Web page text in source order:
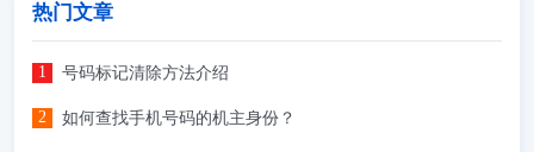
热门文章
号码标记清除方法介绍
如何查找手机号码的机主身份？